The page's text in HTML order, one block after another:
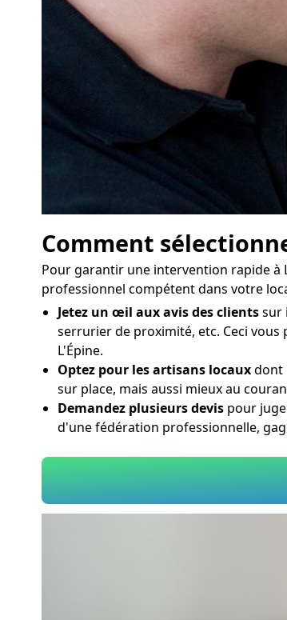
Comment
Pour garantir une intervention rapide à
professionnel compétent dans votre
Jetez un œil aux avis des clientssur
serrurier de proximité, etc. Ceci
L'Épine.
Optez pour les artisans locauxdont
sur place, mais aussi mieux au
Demandez plusieurs devis pour
d'une fédération professionnelle,